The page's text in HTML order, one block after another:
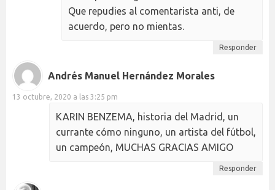
Que repudies al comentarista anti, de
acuerdo, pero no mientas.
Responder
Andrés Manuel Hernández Morales
13 octubre, 2020 a las 3:25 pm
KARIN BENZEMA, historia del Madrid, un
currante cómo ninguno, un artista del fútbol,
un campeón, MUCHAS GRACIAS AMIGO
Responder